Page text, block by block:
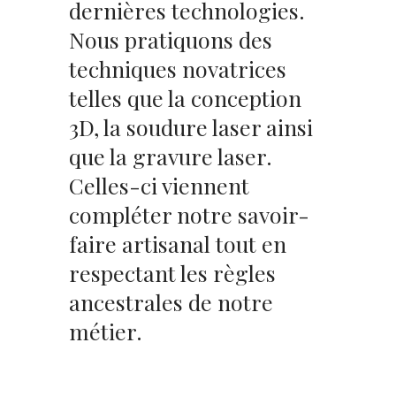
dernières technologies.
Nous pratiquons des
techniques novatrices
telles que la conception
3D, la soudure laser ainsi
que la gravure laser.
Celles-ci viennent
compléter notre savoir-
faire artisanal tout en
respectant les règles
ancestrales de notre
métier.